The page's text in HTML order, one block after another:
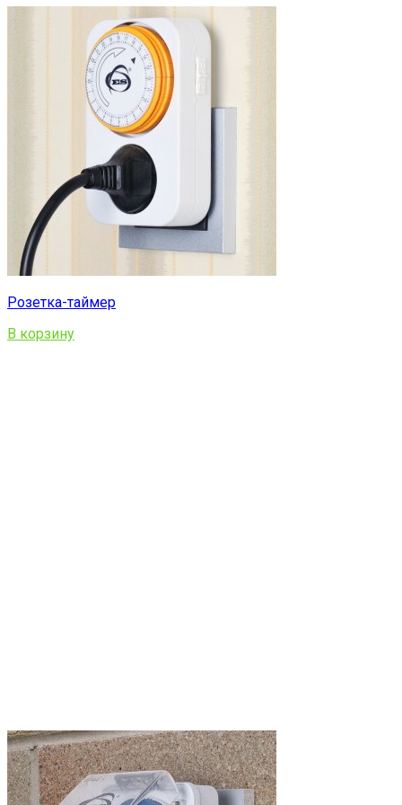
Розетка-таймер
В корзину